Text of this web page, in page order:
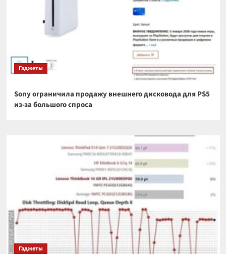
Гаджеты
Sony ограничила продажу внешнего дисковода для PS5
из-за большого спроса
Гаджеты